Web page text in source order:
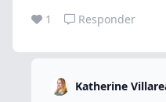
1 Responder
Katherine